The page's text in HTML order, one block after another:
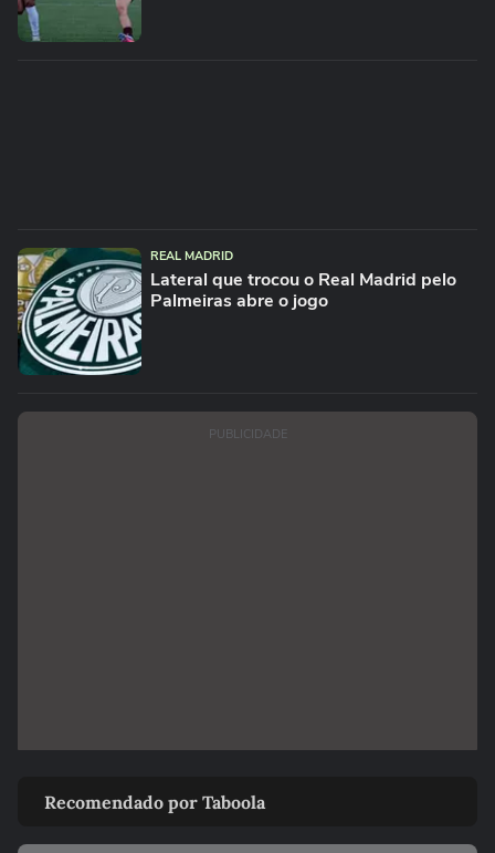
REAL MADRID
Lateral que trocou o Real Madrid pelo
Palmeiras abre o jogo
PUBLICIDADE
Recomendado por Taboola